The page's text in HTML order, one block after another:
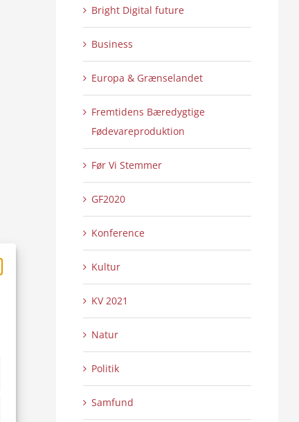
Bright Digital future
Business
Europa & Grænselandet
Fremtidens Bæredygtige
Fødevareproduktion
Før Vi Stemmer
GF2020
Konference
Kultur
KV 2021
Natur
Politik
Samfund